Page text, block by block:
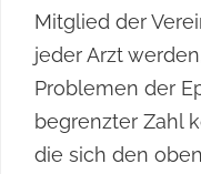
Mitglied der
jeder Arzt
Problemen der
begrenzter Zahl
die sich den